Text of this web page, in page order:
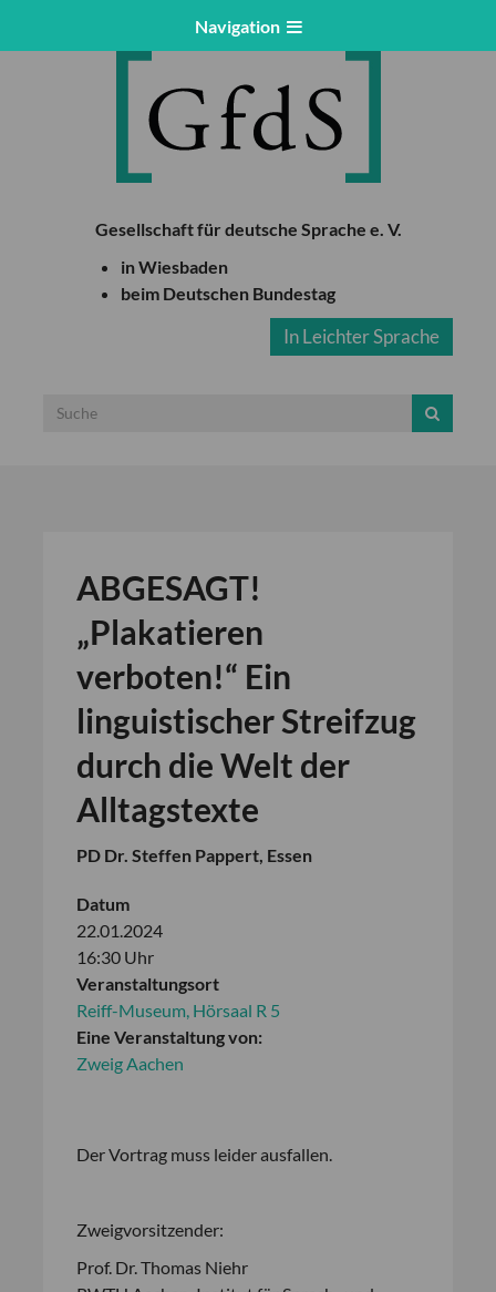
Navigation
Gesellschaft für deutsche Sprache e. V.
in Wiesbaden
beim Deutschen Bundestag
In Leichter Sprache
ABGESAGT!
„Plakatieren
verboten!“ Ein
linguistischer Streifzug
durch die Welt der
Alltagstexte
PD Dr. Steffen Pappert, Essen
Datum
22.01.2024
16:30 Uhr
Veranstaltungsort
Reiff-Museum, Hörsaal R 5
Eine Veranstaltung von:
Zweig Aachen
Der Vortrag muss leider ausfallen.
Zweigvorsitzender:
Prof. Dr. Thomas Niehr